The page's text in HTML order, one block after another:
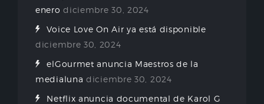
enero diciembre 30, 2024
Voice Love On Air ya está disponible
diciembre 30, 2024
elGourmet anuncia Maestros de la
medialuna diciembre 30, 2024
Netflix anuncia documental de Karol G